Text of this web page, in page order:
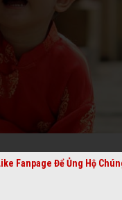
bè vào đầu năm mới
Fanpage Để Ủng Hộ